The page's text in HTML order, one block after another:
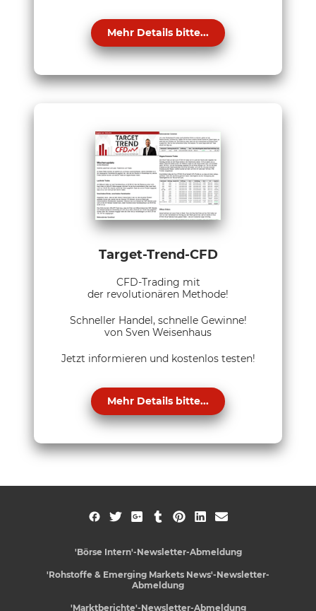
Mehr Details bitte...
Target-Trend-CFD
CFD-Trading mit
der revolutionären Methode!
Schneller Handel, schnelle Gewinne!
von Sven Weisenhaus
Jetzt informieren und kostenlos testen!
Mehr Details bitte...
'Börse Intern'-Newsletter-Abmeldung
'Rohstoffe & Emerging Markets News'-Newsletter-
Abmeldung
'Marktberichte'-Newsletter-Abmeldung